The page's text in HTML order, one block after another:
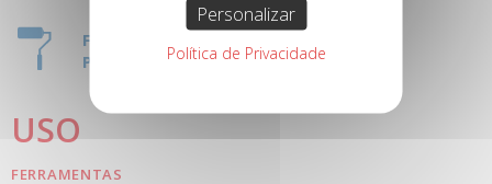
FERRAMENTAS:
PINCEL OU ROLO
USO
FERRAMENTAS
Personalizar
Política de Privacidade